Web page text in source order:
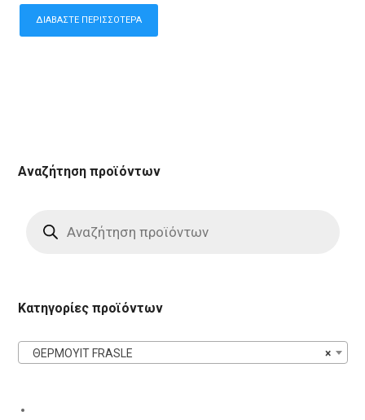
ΔΙΑΒΆΣΤΕ ΠΕΡΙΣΣΌΤΕΡΑ
Αναζήτηση προϊόντων
search
Κατηγορίες προϊόντων
×
ΘΕΡΜΟΥΙΤ FRASLE